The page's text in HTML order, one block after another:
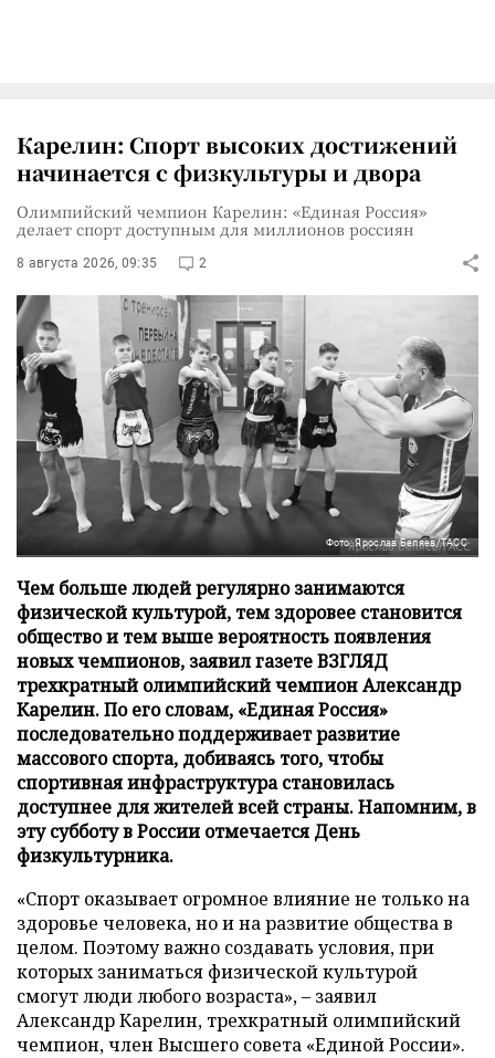
Карелин: Спорт высоких достижений
начинается с физкультуры и двора
Олимпийский чемпион Карелин: «Единая Россия»
делает спорт доступным для миллионов россиян
8 августа 2026, 09:35 2
Фото: Ярослав Беляев/ТАСС
Чем больше людей регулярно занимаются
физической культурой, тем здоровее становится
общество и тем выше вероятность появления
новых чемпионов, заявил газете ВЗГЛЯД
трехкратный олимпийский чемпион Александр
Карелин. По его словам, «Единая Россия»
последовательно поддерживает развитие
массового спорта, добиваясь того, чтобы
спортивная инфраструктура становилась
доступнее для жителей всей страны. Напомним, в
эту субботу в России отмечается День
физкультурника.
«Спорт оказывает огромное влияние не только на
здоровье человека, но и на развитие общества в
целом. Поэтому важно создавать условия, при
которых заниматься физической культурой
смогут люди любого возраста», – заявил
Александр Карелин, трехкратный олимпийский
чемпион, член Высшего совета «Единой России».